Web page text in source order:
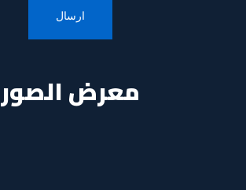
معرض الصور